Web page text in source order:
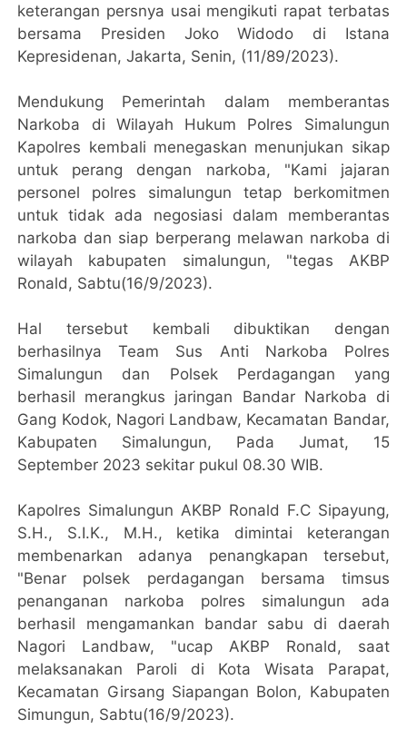
keterangan persnya usai mengikuti rapat terbatas
bersama Presiden Joko Widodo di Istana
Kepresidenan, Jakarta, Senin, (11/89/2023).
Mendukung Pemerintah dalam memberantas
Narkoba di Wilayah Hukum Polres Simalungun
Kapolres kembali menegaskan menunjukan sikap
untuk perang dengan narkoba, "Kami jajaran
personel polres simalungun tetap berkomitmen
untuk tidak ada negosiasi dalam memberantas
narkoba dan siap berperang melawan narkoba di
wilayah kabupaten simalungun, "tegas AKBP
Ronald, Sabtu(16/9/2023).
Hal tersebut kembali dibuktikan dengan
berhasilnya Team Sus Anti Narkoba Polres
Simalungun dan Polsek Perdagangan yang
berhasil merangkus jaringan Bandar Narkoba di
Gang Kodok, Nagori Landbaw, Kecamatan Bandar,
Kabupaten Simalungun, Pada Jumat, 15
September 2023 sekitar pukul 08.30 WIB.
Kapolres Simalungun AKBP Ronald F.C Sipayung,
S.H., S.I.K., M.H., ketika dimintai keterangan
membenarkan adanya penangkapan tersebut,
"Benar polsek perdagangan bersama timsus
penanganan narkoba polres simalungun ada
berhasil mengamankan bandar sabu di daerah
Nagori Landbaw, "ucap AKBP Ronald, saat
melaksanakan Paroli di Kota Wisata Parapat,
Kecamatan Girsang Siapangan Bolon, Kabupaten
Simungun, Sabtu(16/9/2023).